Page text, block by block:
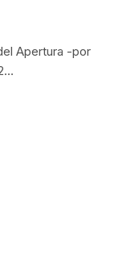
Apertura -por